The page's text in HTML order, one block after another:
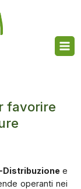
favorire
Distribuzione e
operanti nei